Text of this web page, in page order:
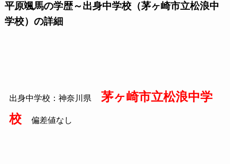
平原颯馬の学歴～出身中学校（茅ヶ崎市立松浪中
学校）の詳細
出身中学校：神奈川県
茅ヶ崎市立松浪中学
校
偏差値なし